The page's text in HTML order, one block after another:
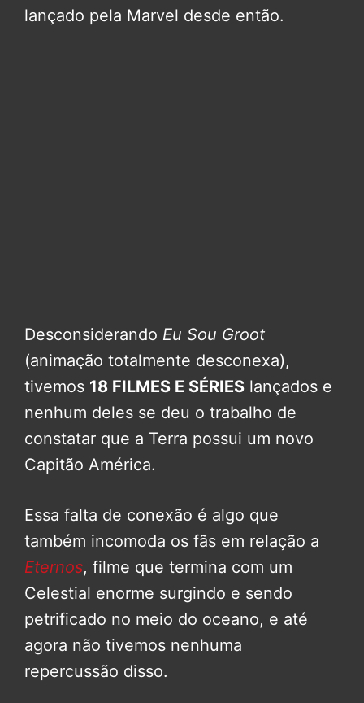
lançado pela Marvel desde então.
Desconsiderando Eu Sou Groot
(animação totalmente desconexa),
tivemos 18 FILMES E SÉRIES lançados e
nenhum deles se deu o trabalho de
constatar que a Terra possui um novo
Capitão América.
Essa falta de conexão é algo que
também incomoda os fãs em relação a
Eternos, filme que termina com um
Celestial enorme surgindo e sendo
petrificado no meio do oceano, e até
agora não tivemos nenhuma
repercussão disso.